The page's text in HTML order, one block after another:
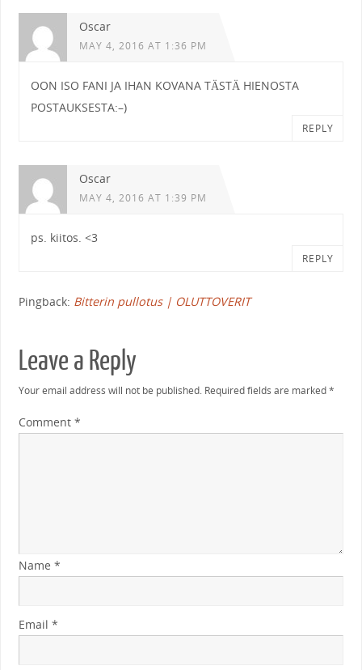
Oscar
MAY 4, 2016 AT 1:36 PM
OON ISO FANI JA IHAN KOVANA TÄSTÄ HIENOSTA
POSTAUKSESTA:–)
REPLY
Oscar
MAY 4, 2016 AT 1:39 PM
ps. kiitos. <3
REPLY
Pingback: Bitterin pullotus | OLUTTOVERIT
Leave a Reply
Your email address will not be published. Required fields are marked*
Comment *
Name *
Email *